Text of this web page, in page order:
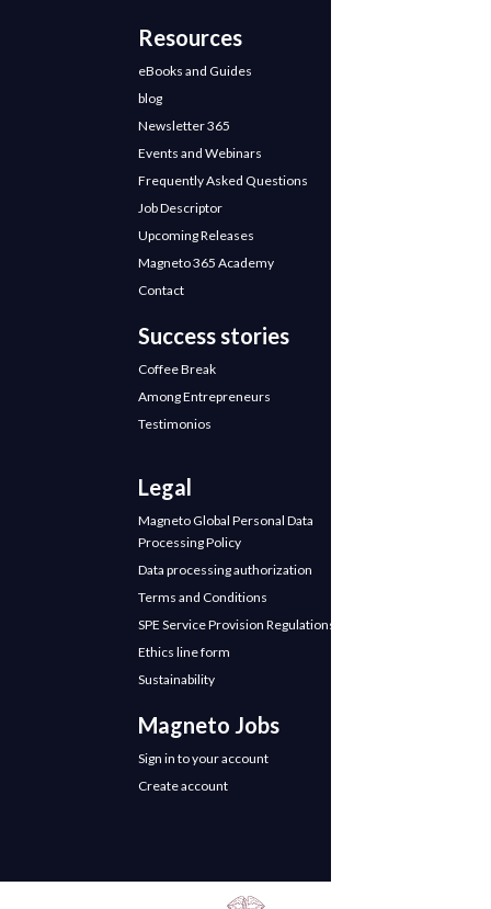
Resources
eBooks and Guides
blog
Newsletter 365
Events and Webinars
Frequently Asked Questions
Job Descriptor
Upcoming Releases
Magneto 365 Academy
Contact
Success stories
Coffee Break
Among Entrepreneurs
Testimonios
Legal
Magneto Global Personal Data
Processing Policy
Data processing authorization
Terms and Conditions
SPE Service Provision Regulations
Ethics line form
Sustainability
Magneto Jobs
Sign in to your account
Create account